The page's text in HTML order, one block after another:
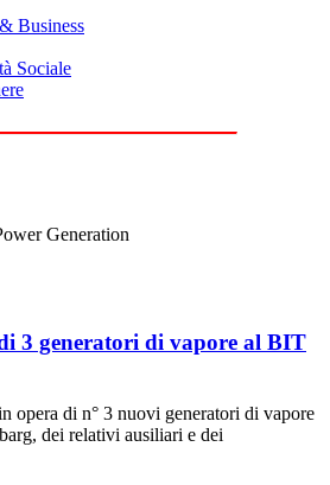
Business
Sociale
Generation
3 generatori di vapore al BIT
opera di n° 3 nuovi generatori di vapore
dei relativi ausiliari e dei